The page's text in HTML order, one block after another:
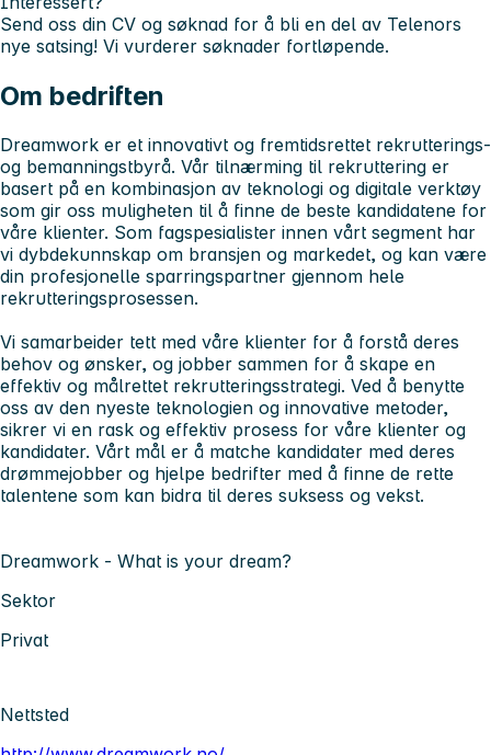
Send oss din CV og søknad for å bli en del av Telenors
nye satsing! Vi vurderer søknader fortløpende.
Om bedriften
Dreamwork er et innovativt og fremtidsrettet rekrutterings-
og bemanningstbyrå. Vår tilnærming til rekruttering er
basert på en kombinasjon av teknologi og digitale verktøy
som gir oss muligheten til å finne de beste kandidatene for
våre klienter. Som fagspesialister innen vårt segment har
vi dybdekunnskap om bransjen og markedet, og kan være
din profesjonelle sparringspartner gjennom hele
rekrutteringsprosessen.
Vi samarbeider tett med våre klienter for å forstå deres
behov og ønsker, og jobber sammen for å skape en
effektiv og målrettet rekrutteringsstrategi. Ved å benytte
oss av den nyeste teknologien og innovative metoder,
sikrer vi en rask og effektiv prosess for våre klienter og
kandidater. Vårt mål er å matche kandidater med deres
drømmejobber og hjelpe bedrifter med å finne de rette
talentene som kan bidra til deres suksess og vekst.
Dreamwork - What is your dream?
Sektor
Privat
Nettsted